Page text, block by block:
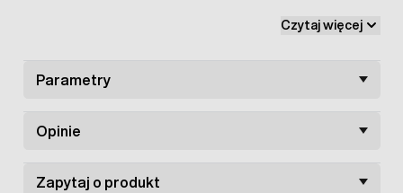
Czytaj więcej
Parametry
Opinie
Zapytaj o produkt